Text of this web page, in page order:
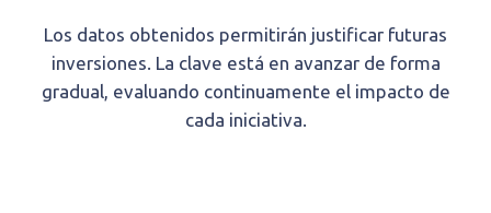
Los datos obtenidos permitirán justificar futuras
inversiones. La clave está en avanzar de forma
gradual, evaluando continuamente el impacto de
cada iniciativa.